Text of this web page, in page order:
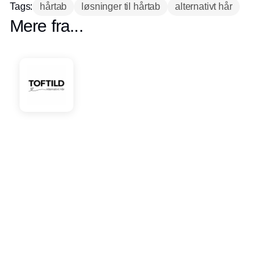
Tags: hårtab løsninger til hårtab alternativt hår
Mere fra...